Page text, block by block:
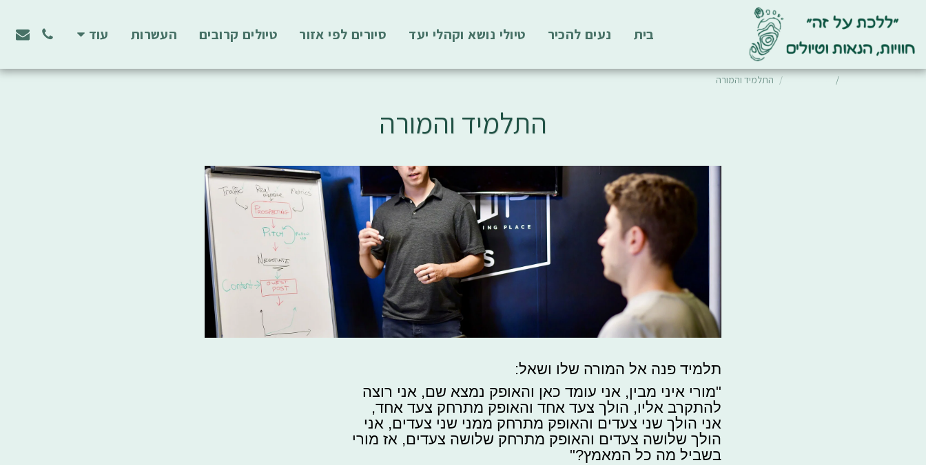
בית נעים להכיר טיולי נושא וקהלי יעד סיורים לפי אזור טיולים קרובים העשרות עוד
התלמיד והמורה
התלמיד והמורה
תלמיד פנה אל המורה שלו ושאל:
"מורי איני מבין, אני עומד כאן והאופק נמצא שם, אני רוצה
להתקרב אליו, הולך צעד אחד והאופק מתרחק צעד אחד,
אני הולך שני צעדים והאופק מתרחק ממני שני צעדים, אני
הולך שלושה צעדים והאופק מתרחק שלושה צעדים, אז מורי
בשביל מה כל המאמץ?"